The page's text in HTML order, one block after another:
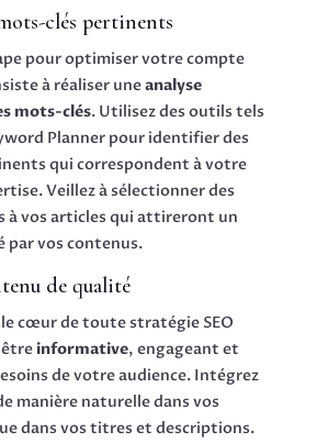
clés pertinents
pour optimiser votre compte
à réaliser uneanalyse
mots-clés. Utilisez des outils tels
Planner pour identifier des
qui correspondent à votre
Veillez à sélectionner des
à vos articles qui attireront un
par vos contenus.
de qualité
cœur de toute stratégie SEO
informative, engageant et
de votre audience. Intégrez
manière naturelle dans vos
dans vos titres et descriptions.